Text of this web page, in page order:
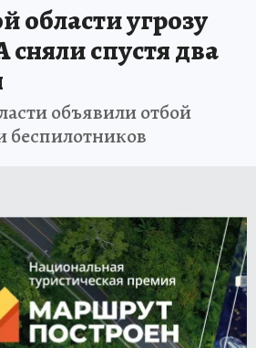
области угрозу
спустя два
объявили отбой
беспилотников